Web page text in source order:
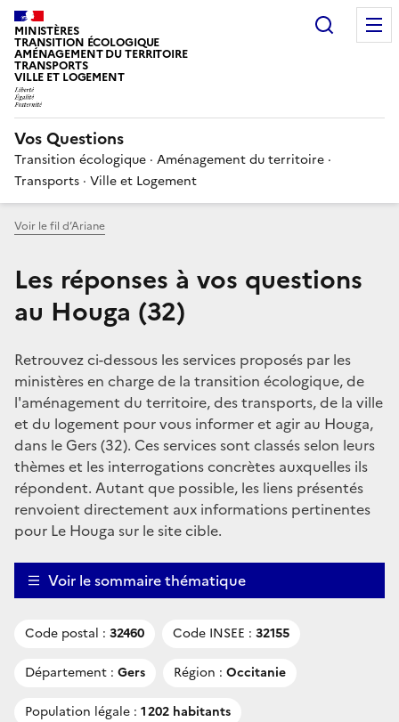
MINISTÈRES
TRANSITION ÉCOLOGIQUE
AMÉNAGEMENT DU TERRITOIRE
TRANSPORTS
VILLE ET LOGEMENT
Vos Questions
Transition écologique · Aménagement du territoire ·
Transports · Ville et Logement
Voir le fil d’Ariane
Les réponses à vos questions
au Houga (32)
Retrouvez ci-dessous les services proposés par les
ministères en charge de la transition écologique, de
l'aménagement du territoire, des transports, de la ville
et du logement pour vous informer et agir au Houga,
dans le Gers (32). Ces services sont classés selon leurs
thèmes et les interrogations concrètes auxquelles ils
répondent. Autant que possible, les liens présentés
renvoient directement aux informations pertinentes
pour Le Houga sur le site cible.
Voir le sommaire thématique
Code postal : 32460 Code INSEE : 32155
Département : Gers Région : Occitanie
Population légale : 1 202 habitants